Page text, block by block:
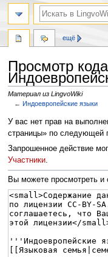
Просмотр
Материал из LingvoWiki
←Индоевропейские языки
Перейти
к
навигации
Перейти
к
поиску
У вас нет прав на
страницы» по следующей
Запрошенное действие
Участники.
Вы можете просмотреть и
ещё